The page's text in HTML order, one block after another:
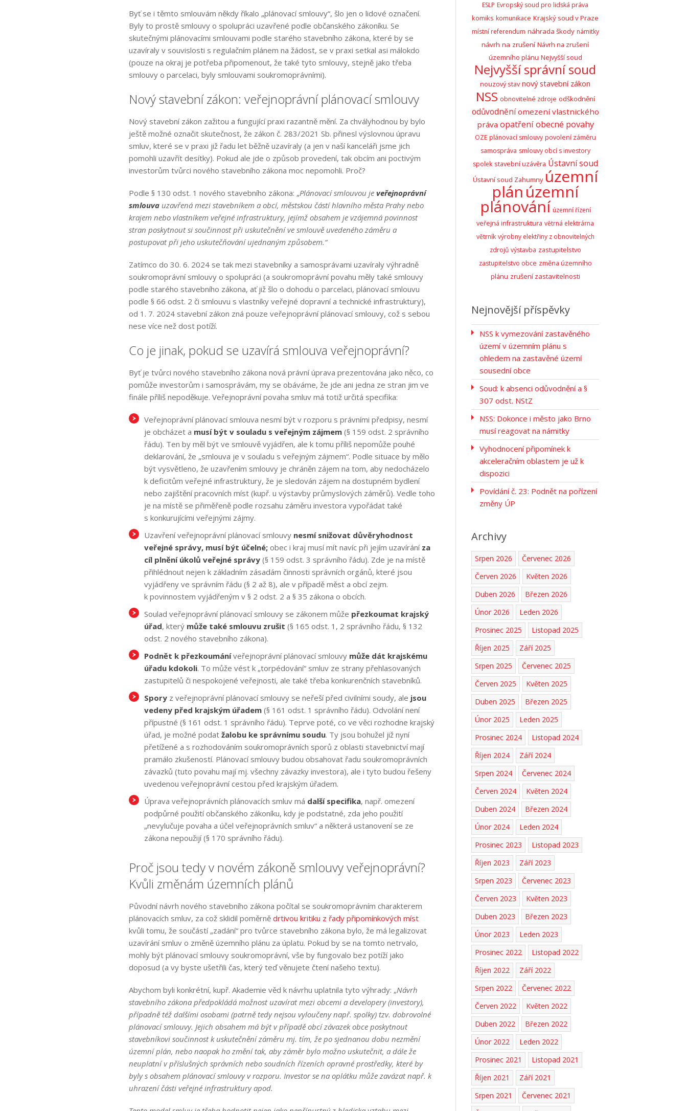
Byť se i těmto smlouvám někdy říkalo „plánovací smlouvy“, šlo jen o lidové označení.
Byly to prostě smlouvy o spolupráci uzavřené podle občanského zákoníku. Se
skutečnými plánovacími smlouvami podle starého stavebního zákona, které by se
uzavíraly v souvislosti s regulačním plánem na žádost, se v praxi setkal asi málokdo
(pouze na okraj je potřeba připomenout, že také tyto smlouvy, stejně jako třeba
smlouvy o parcelaci, byly smlouvami soukromoprávními).
Nový stavební zákon: veřejnoprávní plánovací smlouvy
Nový stavební zákon zažitou a fungující praxi razantně mění. Za chvályhodnou by bylo
ještě možné označit skutečnost, že zákon č. 283/2021 Sb. přinesl výslovnou úpravu
smluv, které se v praxi již řadu let běžně uzavíraly (a jen v naší kanceláři jsme jich
pomohli uzavřít desítky). Pokud ale jde o způsob provedení, tak obcím ani poctivým
investorům tvůrci nového stavebního zákona moc nepomohli. Proč?
Podle § 130 odst. 1 nového stavebního zákona: „Plánovací smlouvou je veřejnoprávní
smlouva uzavřená mezi stavebníkem a obcí, městskou částí hlavního města Prahy nebo
krajem nebo vlastníkem veřejné infrastruktury, jejímž obsahem je vzájemná povinnost
stran poskytnout si součinnost při uskutečnění ve smlouvě uvedeného záměru a
postupovat při jeho uskutečňování ujednaným způsobem.“
Zatímco do 30. 6. 2024 se tak mezi stavebníky a samosprávami uzavíraly výhradně
soukromoprávní smlouvy o spolupráci (a soukromoprávní povahu měly také smlouvy
podle starého stavebního zákona, ať již šlo o dohodu o parcelaci, plánovací smlouvu
podle § 66 odst. 2 či smlouvu s vlastníky veřejné dopravní a technické infrastruktury),
od 1. 7. 2024 stavební zákon zná pouze veřejnoprávní plánovací smlouvy, což s sebou
nese více než dost potíží.
Co je jinak, pokud se uzavírá smlouva veřejnoprávní?
Byť je tvůrci nového stavebního zákona nová právní úprava prezentována jako něco, co
pomůže investorům i samosprávám, my se obáváme, že jde ani jedna ze stran jim ve
finále příliš nepoděkuje. Veřejnoprávní povaha smluv má totiž určitá specifika:
Veřejnoprávní plánovací smlouva nesmí být v rozporu s právními předpisy, nesmí
je obcházet a musí být v souladu s veřejným zájmem (§ 159 odst. 2 správního
řádu). Ten by měl být ve smlouvě vyjádřen, ale k tomu příliš nepomůže pouhé
deklarování, že „smlouva je v souladu s veřejným zájmem“. Podle situace by mělo
být vysvětleno, že uzavřením smlouvy je chráněn zájem na tom, aby nedocházelo
k deficitům veřejné infrastruktury, že je sledován zájem na dostupném bydlení
nebo zajištění pracovních míst (kupř. u výstavby průmyslových záměrů). Vedle toho
je na místě se přiměřeně podle rozsahu záměru investora vypořádat také
s konkurujícími veřejnými zájmy.
Uzavření veřejnoprávní plánovací smlouvy nesmí snižovat důvěryhodnost
veřejné správy, musí být účelné; obec i kraj musí mít navíc při jejím uzavírání za
cíl plnění úkolů veřejné správy (§ 159 odst. 3 správního řádu). Zde je na místě
přihlédnout nejen k základním zásadám činnosti správních orgánů, které jsou
vyjádřeny ve správním řádu (§ 2 až 8), ale v případě měst a obcí zejm.
k povinnostem vyjádřeným v § 2 odst. 2 a § 35 zákona o obcích.
Soulad veřejnoprávní plánovací smlouvy se zákonem může přezkoumat krajský
úřad, který může také smlouvu zrušit (§ 165 odst. 1, 2 správního řádu, § 132
odst. 2 nového stavebního zákona).
Podnět k přezkoumáníveřejnoprávní plánovací smlouvy může dát krajskému
úřadu kdokoli. To může vést k „torpédování“ smluv ze strany přehlasovaných
zastupitelů či nespokojené veřejnosti, ale také třeba konkurenčních stavebníků.
Spory z veřejnoprávní plánovací smlouvy se neřeší před civilními soudy, ale jsou
vedeny před krajským úřadem (§ 161 odst. 1 správního řádu). Odvolání není
přípustné (§ 161 odst. 1 správního řádu). Teprve poté, co ve věci rozhodne krajský
úřad, je možné podat žalobu ke správnímu soudu. Ty jsou bohužel již nyní
přetížené a s rozhodováním soukromoprávních sporů z oblasti stavebnictví mají
pramálo zkušeností. Plánovací smlouvy budou obsahovat řadu soukromoprávních
závazků (tuto povahu mají mj. všechny závazky investora), ale i tyto budou řešeny
uvedenou veřejnoprávní cestou před krajským úřadem.
Úprava veřejnoprávních plánovacích smluv má další specifika, např. omezení
podpůrné použití občanského zákoníku, kdy je podstatné, zda jeho použití
„nevylučuje povaha a účel veřejnoprávních smluv“ a některá ustanovení se ze
zákona nepoužijí (§ 170 správního řádu).
Proč jsou tedy v novém zákoně smlouvy veřejnoprávní?
Kvůli změnám územních plánů
Původní návrh nového stavebního zákona počítal se soukromoprávním charakterem
plánovacích smluv, za což sklidil poměrně drtivou kritiku z řady připomínkových míst
kvůli tomu, že součástí „zadání“ pro tvůrce stavebního zákona bylo, že má legalizovat
uzavírání smluv o změně územního plánu za úplatu. Pokud by se na tomto netrvalo,
mohly být plánovací smlouvy soukromoprávní, vše by fungovalo bez potíží jako
doposud (a vy byste ušetřili čas, který teď věnujete čtení našeho textu).
Abychom byli konkrétní, kupř. Akademie věd k návrhu uplatnila tyto výhrady: „Návrh
stavebního zákona předpokládá možnost uzavírat mezi obcemi a developery (investory),
případně též dalšími osobami (patrně tedy nejsou vyloučeny např. spolky) tzv. dobrovolné
plánovací smlouvy. Jejich obsahem má být v případě obcí závazek obce poskytnout
stavebníkovi součinnost k uskutečnění záměru mj. tím, že po sjednanou dobu nezmění
územní plán, nebo naopak ho změní tak, aby záměr bylo možno uskutečnit, a dále že
neuplatní v příslušných správních nebo soudních řízeních opravné prostředky, které by
byly s obsahem plánovací smlouvy v rozporu. Investor se na oplátku může zavázat např. k
uhrazení části veřejné infrastruktury apod.
ESLP Evropský soud pro lidská práva
komiks komunikace Krajský soud v Praze
místní referendum náhrada škody námitky
návrh na zrušení Návrh na zrušení
územního plánu Nejvyšší soud
Nejvyšší správní soud
nouzový stav nový stavební zákon
NSS obnovitelné zdroje odškodnění
odůvodnění omezení vlastnického
práva opatření obecné povahy
OZE plánovací smlouvy povolení záměru
samospráva smlouvy obcí s investory
spolek stavební uzávěra Ústavní soud
Ústavní soud Zahumny územní
plánúzemní
plánování územní řízení
veřejná infrastruktura větrná elektrárna
větrník výrobny elektřiny z obnovitelných
zdrojů výstavba zastupitelstvo
zastupitelstvo obce změna územního
plánu zrušení zastavitelnosti
Nejnovější příspěvky
NSS k vymezování zastavěného
území v územním plánu s
ohledem na zastavěné území
sousední obce
Soud: k absenci odůvodnění a §
307 odst. NStZ
NSS: Dokonce i město jako Brno
musí reagovat na námitky
Vyhodnocení připomínek k
akceleračním oblastem je už k
dispozici
Povídání č. 23: Podnět na pořízení
změny ÚP
Archivy
Srpen 2026
Červenec 2026
Červen 2026
Květen 2026
Duben 2026
Březen 2026
Únor 2026
Leden 2026
Prosinec 2025
Listopad 2025
Říjen 2025
Září 2025
Srpen 2025
Červenec 2025
Červen 2025
Květen 2025
Duben 2025
Březen 2025
Únor 2025
Leden 2025
Prosinec 2024
Listopad 2024
Říjen 2024
Září 2024
Srpen 2024
Červenec 2024
Červen 2024
Květen 2024
Duben 2024
Březen 2024
Únor 2024
Leden 2024
Prosinec 2023
Listopad 2023
Říjen 2023
Září 2023
Srpen 2023
Červenec 2023
Červen 2023
Květen 2023
Duben 2023
Březen 2023
Únor 2023
Leden 2023
Prosinec 2022
Listopad 2022
Říjen 2022
Září 2022
Srpen 2022
Červenec 2022
Červen 2022
Květen 2022
Duben 2022
Březen 2022
Únor 2022
Leden 2022
Prosinec 2021
Listopad 2021
Říjen 2021
Září 2021
Srpen 2021
Červenec 2021